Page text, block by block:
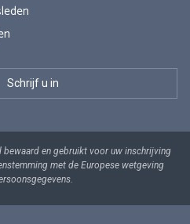
bewaard en gebruikt voor uw inschrijving
met de Europese wetgeving